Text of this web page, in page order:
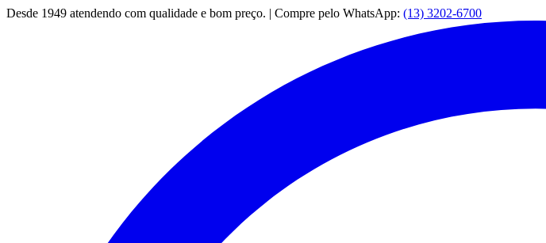
Desde 1949 atendendo com qualidade e bom preço. | Compre pelo WhatsApp: (13) 3202-6700